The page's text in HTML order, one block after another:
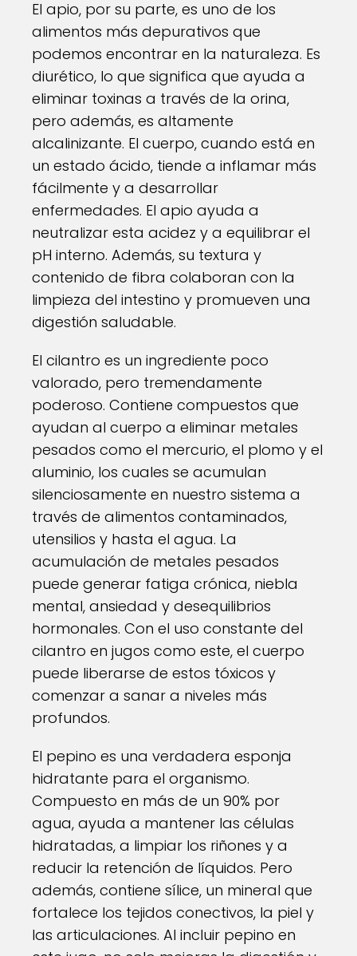
El apio, por su parte, es uno de los
alimentos más depurativos que
podemos encontrar en la naturaleza. Es
diurético, lo que significa que ayuda a
eliminar toxinas a través de la orina,
pero además, es altamente
alcalinizante. El cuerpo, cuando está en
un estado ácido, tiende a inflamar más
fácilmente y a desarrollar
enfermedades. El apio ayuda a
neutralizar esta acidez y a equilibrar el
pH interno. Además, su textura y
contenido de fibra colaboran con la
limpieza del intestino y promueven una
digestión saludable.
El cilantro es un ingrediente poco
valorado, pero tremendamente
poderoso. Contiene compuestos que
ayudan al cuerpo a eliminar metales
pesados como el mercurio, el plomo y el
aluminio, los cuales se acumulan
silenciosamente en nuestro sistema a
través de alimentos contaminados,
utensilios y hasta el agua. La
acumulación de metales pesados
puede generar fatiga crónica, niebla
mental, ansiedad y desequilibrios
hormonales. Con el uso constante del
cilantro en jugos como este, el cuerpo
puede liberarse de estos tóxicos y
comenzar a sanar a niveles más
profundos.
El pepino es una verdadera esponja
hidratante para el organismo.
Compuesto en más de un 90% por
agua, ayuda a mantener las células
hidratadas, a limpiar los riñones y a
reducir la retención de líquidos. Pero
además, contiene sílice, un mineral que
fortalece los tejidos conectivos, la piel y
las articulaciones. Al incluir pepino en